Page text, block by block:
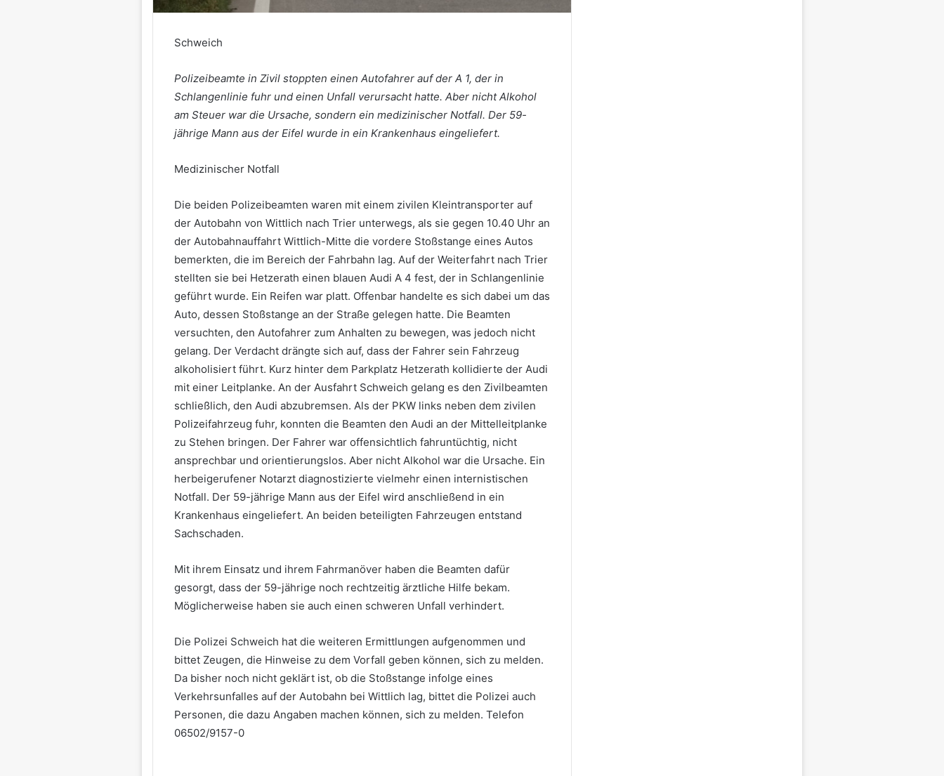
Schweich
Polizeibeamte in Zivil stoppten einen Autofahrer auf der A 1, der in
Schlangenlinie fuhr und einen Unfall verursacht hatte. Aber nicht Alkohol
am Steuer war die Ursache, sondern ein medizinischer Notfall. Der 59-
jährige Mann aus der Eifel wurde in ein Krankenhaus eingeliefert.
Medizinischer Notfall
Die beiden Polizeibeamten waren mit einem zivilen Kleintransporter auf
der Autobahn von Wittlich nach Trier unterwegs, als sie gegen 10.40 Uhr an
der Autobahnauffahrt Wittlich-Mitte die vordere Stoßstange eines Autos
bemerkten, die im Bereich der Fahrbahn lag. Auf der Weiterfahrt nach Trier
stellten sie bei Hetzerath einen blauen Audi A 4 fest, der in Schlangenlinie
geführt wurde. Ein Reifen war platt. Offenbar handelte es sich dabei um das
Auto, dessen Stoßstange an der Straße gelegen hatte. Die Beamten
versuchten, den Autofahrer zum Anhalten zu bewegen, was jedoch nicht
gelang. Der Verdacht drängte sich auf, dass der Fahrer sein Fahrzeug
alkoholisiert führt. Kurz hinter dem Parkplatz Hetzerath kollidierte der Audi
mit einer Leitplanke. An der Ausfahrt Schweich gelang es den Zivilbeamten
schließlich, den Audi abzubremsen. Als der PKW links neben dem zivilen
Polizeifahrzeug fuhr, konnten die Beamten den Audi an der Mittelleitplanke
zu Stehen bringen. Der Fahrer war offensichtlich fahruntüchtig, nicht
ansprechbar und orientierungslos. Aber nicht Alkohol war die Ursache. Ein
herbeigerufener Notarzt diagnostizierte vielmehr einen internistischen
Notfall. Der 59-jährige Mann aus der Eifel wird anschließend in ein
Krankenhaus eingeliefert. An beiden beteiligten Fahrzeugen entstand
Sachschaden.
Mit ihrem Einsatz und ihrem Fahrmanöver haben die Beamten dafür
gesorgt, dass der 59-jährige noch rechtzeitig ärztliche Hilfe bekam.
Möglicherweise haben sie auch einen schweren Unfall verhindert.
Die Polizei Schweich hat die weiteren Ermittlungen aufgenommen und
bittet Zeugen, die Hinweise zu dem Vorfall geben können, sich zu melden.
Da bisher noch nicht geklärt ist, ob die Stoßstange infolge eines
Verkehrsunfalles auf der Autobahn bei Wittlich lag, bittet die Polizei auch
Personen, die dazu Angaben machen können, sich zu melden. Telefon
06502/9157-0